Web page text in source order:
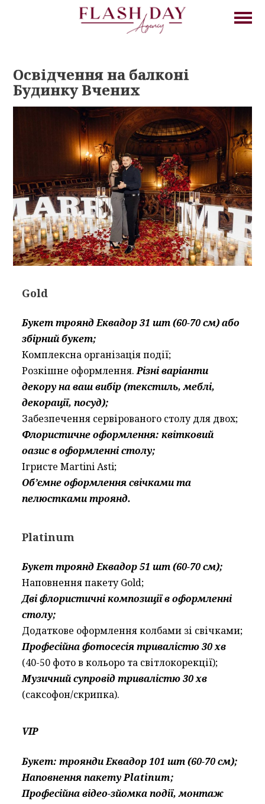
Освідчення на балконі
Будинку Вчених
Gold
Букет троянд Еквадор 31 шт (60-70 см) або
збірний букет;
Комплексна організація події;
Розкішне оформлення.Різні варіанти
декору на ваш вибір (текстиль, меблі,
декорації, посуд);
Забезпечення сервірованого столу для двох;
Флористичне оформлення: квітковий
оазис в оформленні столу;
Ігристе Martini Asti;
Об’ємне оформлення свічками та
пелюстками троянд.
Platinum
Букет троянд Еквадор 51 шт (60-70 см);
Наповнення пакету Gold;
Дві флористичні композиції в оформленні
столу;
Додаткове оформлення колбами зі свічками;
Професійна фотосесія тривалістю 30 хв
(40-50 фото в кольоро та світлокорекції);
Музичний супровід тривалістю 30 хв
(саксофон/скрипка).
VIP
Букет: троянди Еквадор 101 шт (60-70 см);
Наповнення пакету Platinum;
Професійна відео-зйомка події, монтаж